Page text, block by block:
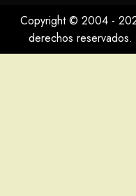
Copyright © 2004 -
derechos reservados.